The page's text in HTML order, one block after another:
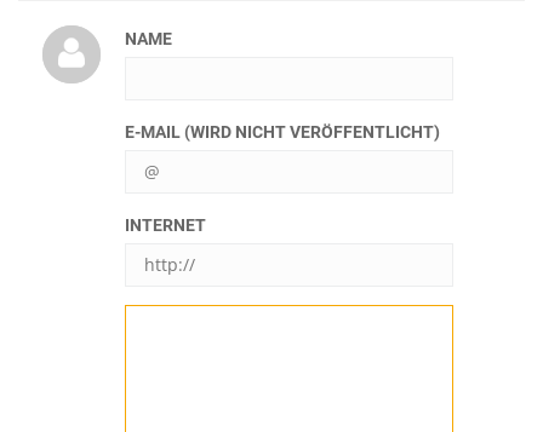
NAME
E-MAIL (WIRD NICHT VERÖFFENTLICHT)
INTERNET